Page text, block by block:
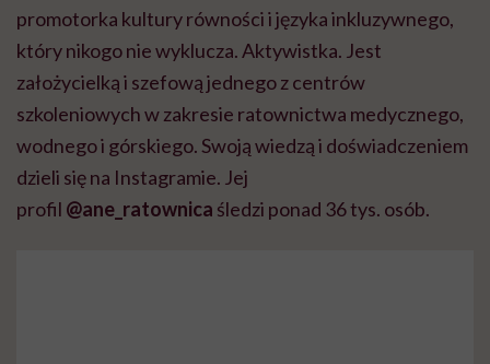
promotorka kultury równości i języka inkluzywnego,
który nikogo nie wyklucza. Aktywistka. Jest
założycielką i szefową jednego z centrów
szkoleniowych w zakresie ratownictwa medycznego,
wodnego i górskiego. Swoją wiedzą i doświadczeniem
dzieli się na Instagramie. Jej
profil @ane_ratownica śledzi ponad 36 tys. osób.